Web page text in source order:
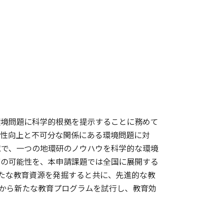
問題に科学的根拠を提示することに務めて
向上と不可分な関係にある環境問題に対
、一つの地環研のノウハウを科学的な環境
可能性を、本申請課題では全国に展開する
な教育資源を発掘すると共に、先進的な教
ら新たな教育プログラムを試行し、教育効